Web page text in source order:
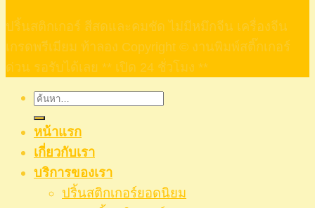
ปริ้นสติกเกอร์ สีสดและคมชัด ไม่มีหมึกจีน เครื่องจีน
เกรดพรีเมียม ท้าลอง Copyright © งานพิมพ์สติ๊กเกอร์
ด่วน รอรับได้เลย ** เปิด 24 ชั่วโมง **
ค้นหา:
หน้าแรก
เกี่ยวกับเรา
บริการของเรา
ปริ้นสติกเกอร์ยอดนิยม